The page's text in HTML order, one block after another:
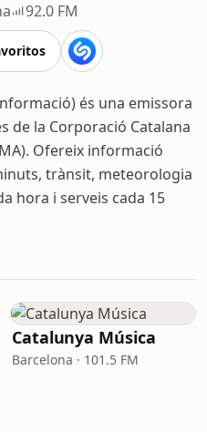
92.0 FM
és una emissora
de la Corporació Catalana
Ofereix informació
trànsit, meteorologia
hora i serveis cada 15
Catalunya Música
Barcelona · 101.5 FM